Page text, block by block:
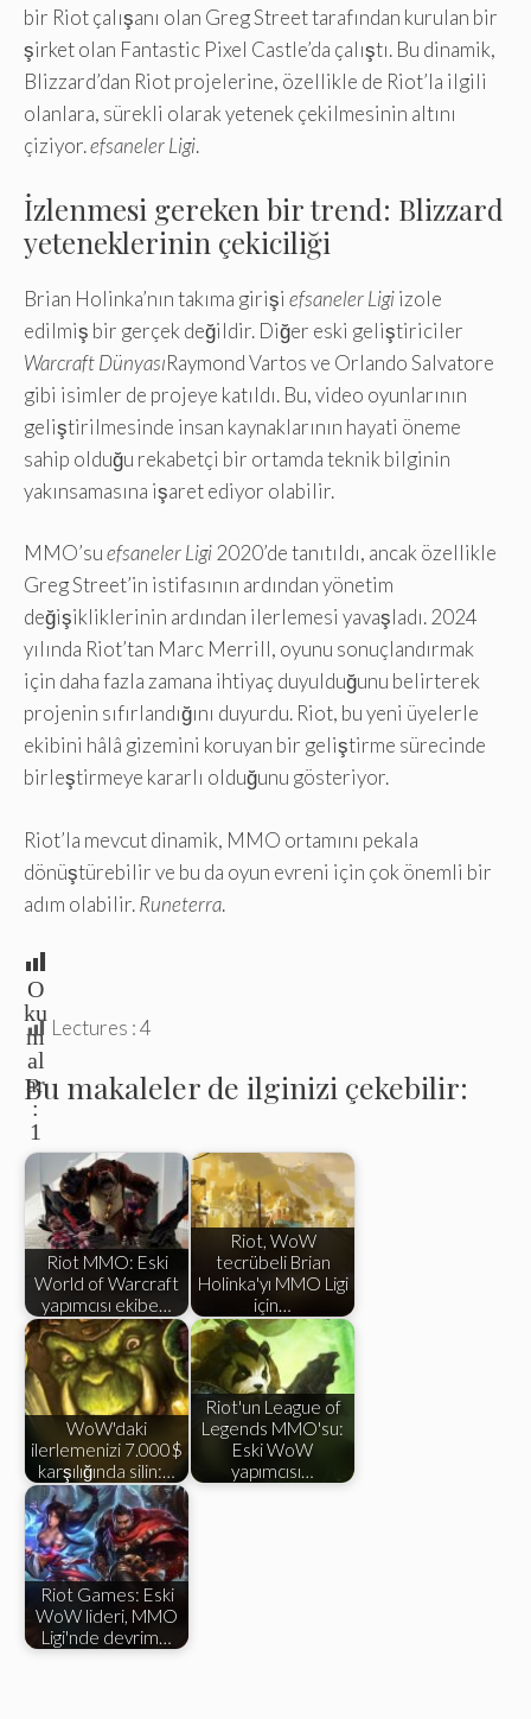
bir Riot çalışanı olan Greg Street tarafından kurulan bir
şirket olan Fantastic Pixel Castle’da çalıştı. Bu dinamik,
Blizzard’dan Riot projelerine, özellikle de Riot’la ilgili
olanlara, sürekli olarak yetenek çekilmesinin altını
çiziyor.efsaneler Ligi.
İzlenmesi gereken bir trend: Blizzard
yeteneklerinin çekiciliği
Brian Holinka’nın takıma girişi efsaneler Ligiizole
edilmiş bir gerçek değildir. Diğer eski geliştiriciler
Warcraft DünyasıRaymond Vartos ve Orlando Salvatore
gibi isimler de projeye katıldı. Bu, video oyunlarının
geliştirilmesinde insan kaynaklarının hayati öneme
sahip olduğu rekabetçi bir ortamda teknik bilginin
yakınsamasına işaret ediyor olabilir.
MMO’suefsaneler Ligi2020’de tanıtıldı, ancak özellikle
Greg Street’in istifasının ardından yönetim
değişikliklerinin ardından ilerlemesi yavaşladı. 2024
yılında Riot’tan Marc Merrill, oyunu sonuçlandırmak
için daha fazla zamana ihtiyaç duyulduğunu belirterek
projenin sıfırlandığını duyurdu. Riot, bu yeni üyelerle
ekibini hâlâ gizemini koruyan bir geliştirme sürecinde
birleştirmeye kararlı olduğunu gösteriyor.
Riot’la mevcut dinamik, MMO ortamını pekala
dönüştürebilir ve bu da oyun evreni için çok önemli bir
adım olabilir.Runeterra.
O
ku
m
al
ar
:
1
Lectures :4
Bu makaleler de ilginizi çekebilir:
Riot MMO: Eski
World of Warcraft
yapımcısı ekibe…
Riot, WoW
tecrübeli Brian
Holinka'yı MMO Ligi
için…
WoW'daki
ilerlemenizi 7.000$
karşılığında silin:…
Riot'un League of
Legends MMO'su:
Eski WoW
yapımcısı…
Riot Games: Eski
WoW lideri, MMO
Ligi'nde devrim…